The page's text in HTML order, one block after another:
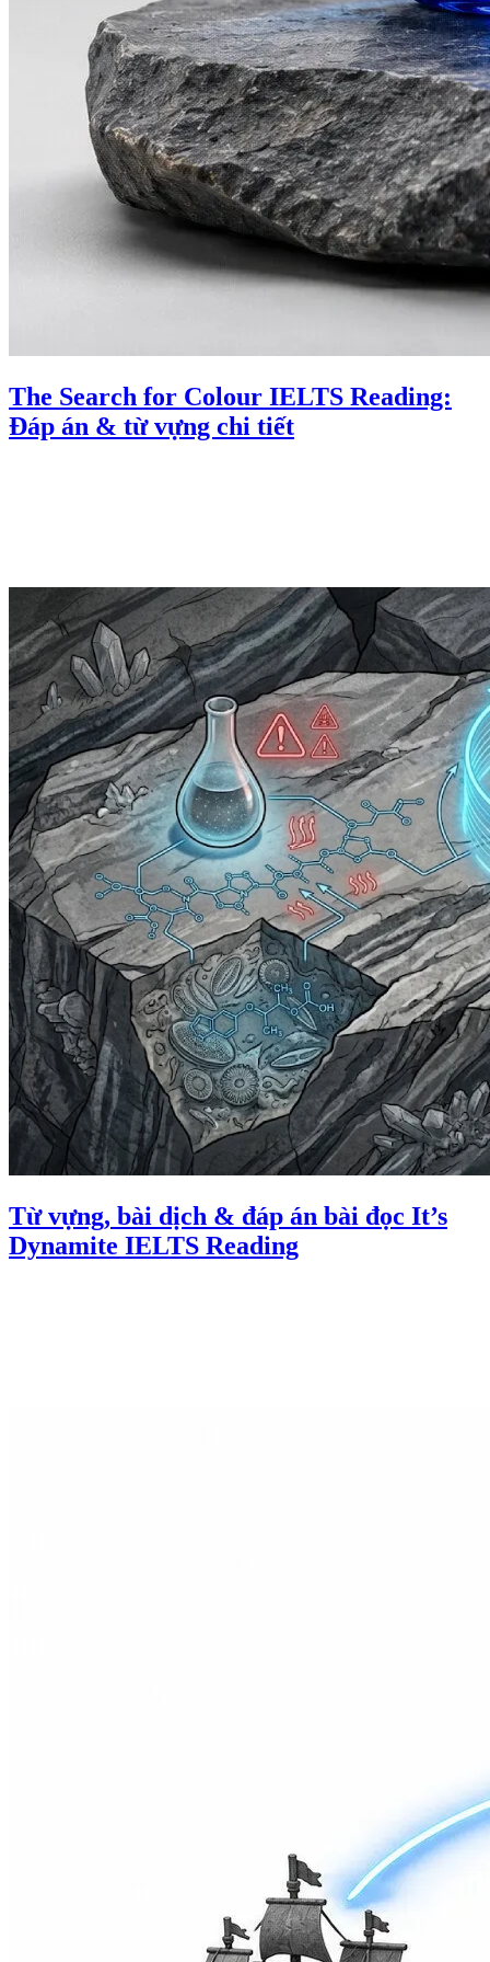
The Search for Colour IELTS Reading:
Đáp án & từ vựng chi tiết
Từ vựng, bài dịch & đáp án bài đọc It’s
Dynamite IELTS Reading